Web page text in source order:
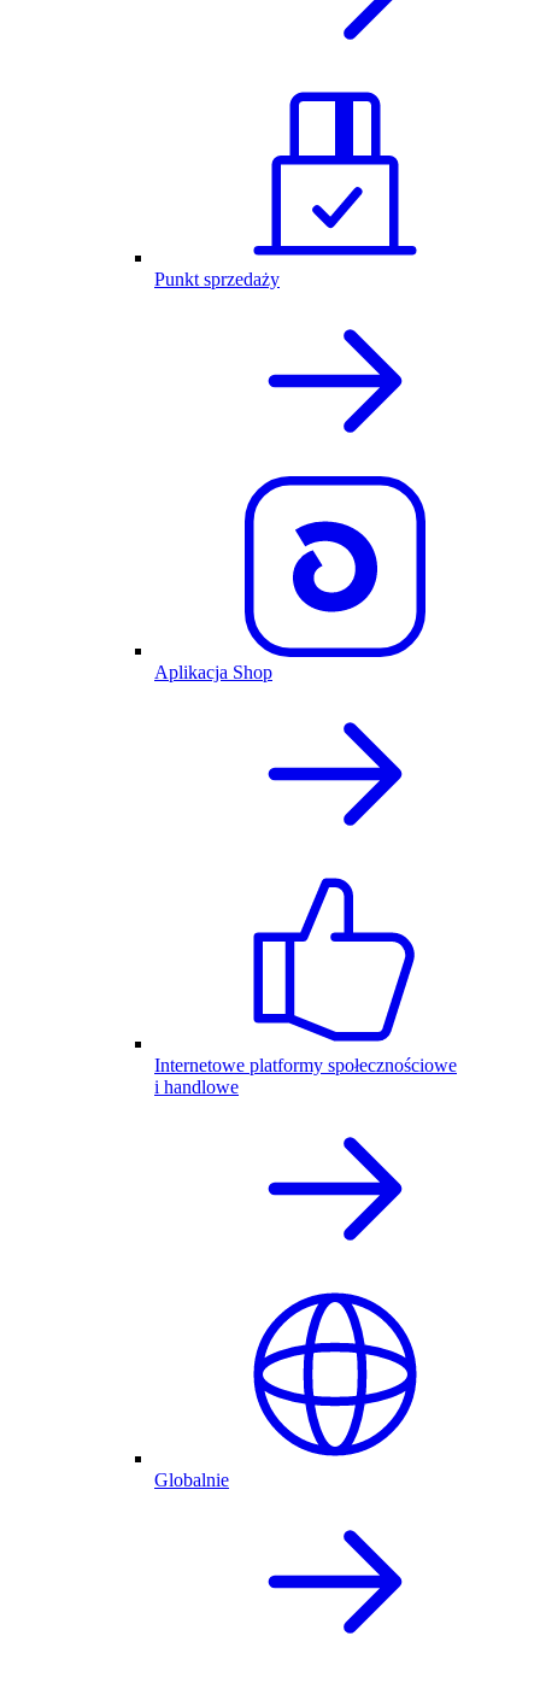
Punkt sprzedaży
Aplikacja Shop
Internetowe platformy społecznościowe
i handlowe
Globalnie